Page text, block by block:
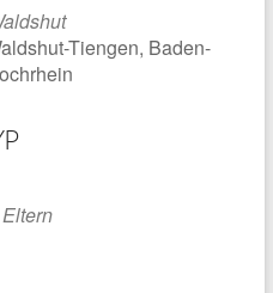
Tiengen, Baden-